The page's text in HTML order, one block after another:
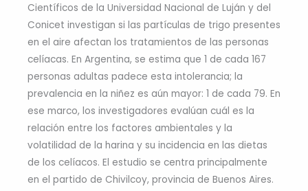
Científicos de la Universidad Nacional de Luján y del
Conicet investigan si las partículas de trigo presentes
en el aire afectan los tratamientos de las personas
celíacas. En Argentina, se estima que 1 de cada 167
personas adultas padece esta intolerancia; la
prevalencia en la niñez es aún mayor: 1 de cada 79. En
ese marco, los investigadores evalúan cuál es la
relación entre los factores ambientales y la
volatilidad de la harina y su incidencia en las dietas
de los celíacos. El estudio se centra principalmente
en el partido de Chivilcoy, provincia de Buenos Aires.